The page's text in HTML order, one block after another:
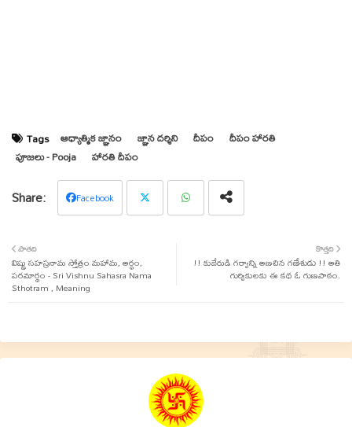
Tags ఆధ్యాత్మిక జ్ఞానం జ్ఞాన దర్శిని దీపం
దీపం హారతి
పూజలు - Pooja
హారతి దీపం
Facebook
ter
tsap
కొత్తది
!! కుబేరుడి గర్వాన్ని అణచిన గణేశుడు !! అతి
గుర్వికులకు ఈ కథ ఓ గుణపాఠం.
పాతది
విష్ణు సహస్రనామ స్తోత్రం మహామ, అర్ధం,
పరమార్థం - Sri Vishnu Sahasra Nama
Sthotram , Meaning